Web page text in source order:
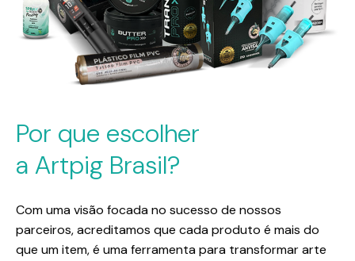
Por que escolher
a Artpig Brasil?
Com uma visão focada no sucesso de nossos
parceiros, acreditamos que cada produto é mais do
que um item, é uma ferramenta para transformar arte